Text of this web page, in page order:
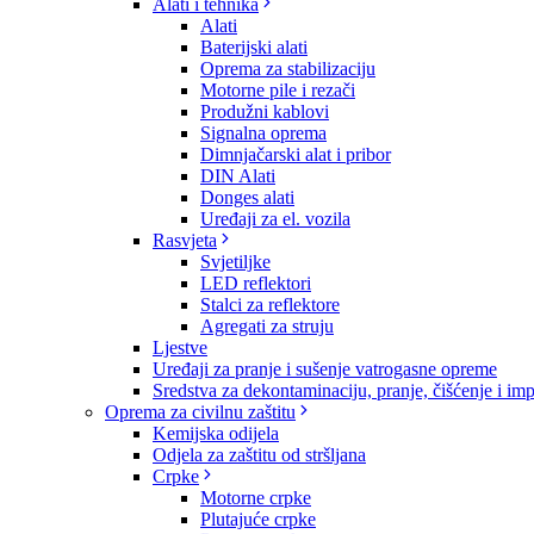
Alati i tehnika
Alati
Baterijski alati
Oprema za stabilizaciju
Motorne pile i rezači
Produžni kablovi
Signalna oprema
Dimnjačarski alat i pribor
DIN Alati
Donges alati
Uređaji za el. vozila
Rasvjeta
Svjetiljke
LED reflektori
Stalci za reflektore
Agregati za struju
Ljestve
Uređaji za pranje i sušenje vatrogasne opreme
Sredstva za dekontaminaciju, pranje, čišćenje i
Oprema za civilnu zaštitu
Kemijska odijela
Odjela za zaštitu od stršljana
Crpke
Motorne crpke
Plutajuće crpke